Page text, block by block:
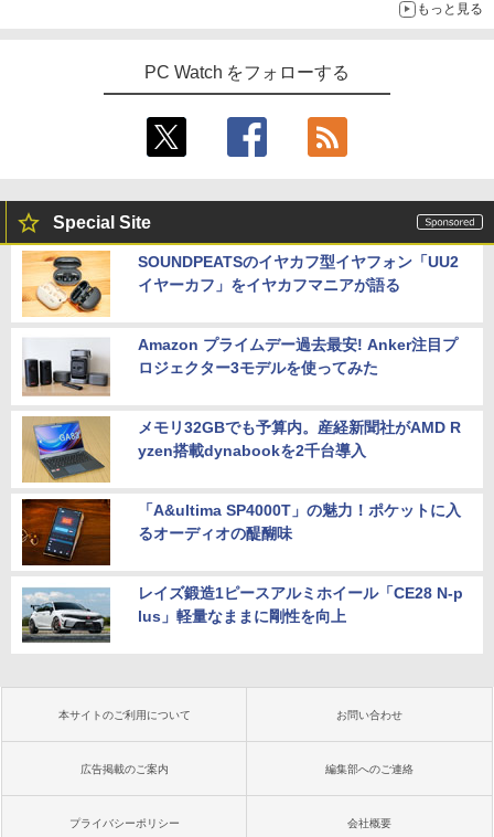
もっと見る
PC Watch をフォローする
Special Site
SOUNDPEATSのイヤカフ型イヤフォン「UU2
イヤーカフ」をイヤカフマニアが語る
Amazon プライムデー過去最安! Anker注目プ
ロジェクター3モデルを使ってみた
メモリ32GBでも予算内。産経新聞社がAMD R
yzen搭載dynabookを2千台導入
「A&ultima SP4000T」の魅力！ポケットに入
るオーディオの醍醐味
レイズ鍛造1ピースアルミホイール「CE28 N-p
lus」軽量なままに剛性を向上
本サイトのご利用について お問い合わせ
広告掲載のご案内 編集部へのご連絡
プライバシーポリシー 会社概要